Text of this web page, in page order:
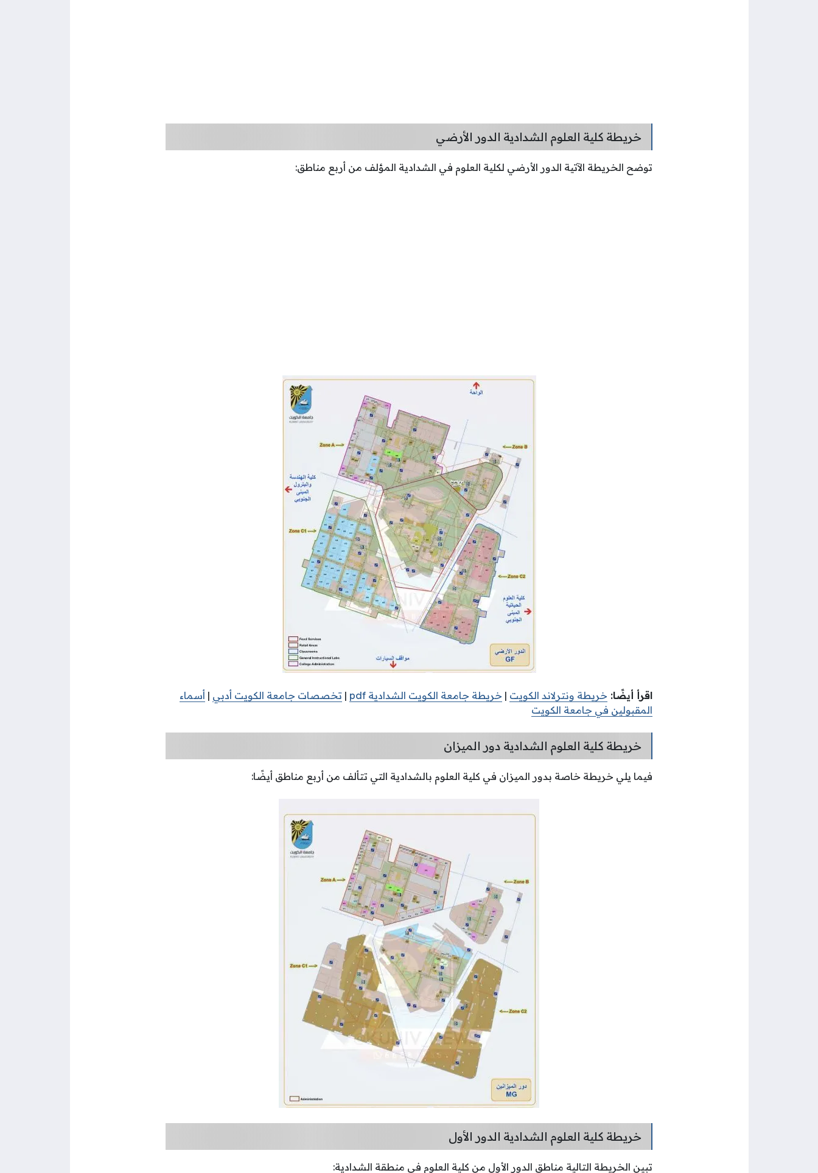
خريطة كلية العلوم الشدادية الدور الأرضي
توضح الخريطة الآتية الدور الأرضي لكلية العلوم في الشدادية المؤلف من أربع مناطق:
اقرأ أيضًا: خريطة ونترلاند الكويت | خريطة جامعة الكويت الشدادية pdf | تخصصات جامعة الكويت أدبي | أسماء
المقبولين في جامعة الكويت
خريطة كلية العلوم الشدادية دور الميزان
فيما يلي خريطة خاصة بدور الميزان في كلية العلوم بالشدادية التي تتألف من أربع مناطق أيضًا:
خريطة كلية العلوم الشدادية الدور الأول
تبين الخريطة التالية مناطق الدور الأول من كلية العلوم في منطقة الشدادية: